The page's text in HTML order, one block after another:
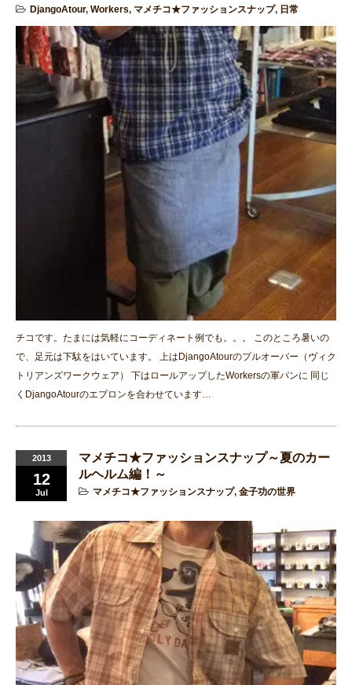
DjangoAtour, Workers, マメチコ★ファッションスナップ, 日常
チコです。たまには気軽にコーディネート例でも。。。 このところ暑いの
で、足元は下駄をはいています。 上はDjangoAtourのプルオーバー（ヴィク
トリアンズワークウェア） 下はロールアップしたWorkersの軍パンに 同じ
くDjangoAtourのエプロンを合わせています…
2013
12
Jul
マメチコ★ファッションスナップ～夏のカー
ルヘルム編！～
マメチコ★ファッションスナップ, 金子功の世界